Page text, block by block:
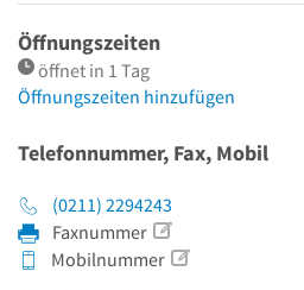
Öffnungszeiten
öffnet in 1 Tag
Öffnungszeiten hinzufügen
Telefonnummer, Fax, Mobil
(0211) 2294243
Faxnummer
Mobilnummer